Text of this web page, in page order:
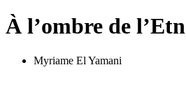
À l’ombre de
Myriame El Yamani